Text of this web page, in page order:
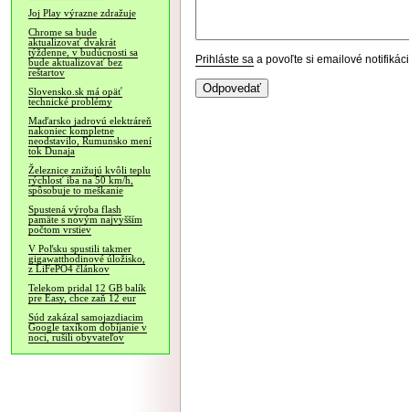
Joj Play výrazne zdražuje
Chrome sa bude
aktualizovať dvakrát
týždenne, v budúcnosti sa
bude aktualizovať bez
reštartov
Slovensko.sk má opäť
technické problémy
Maďarsko jadrovú elektráreň
nakoniec kompletne
neodstavilo, Rumunsko mení
tok Dunaja
Železnice znižujú kvôli teplu
rýchlosť iba na 50 km/h,
spôsobuje to meškanie
Spustená výroba flash
pamäte s novým najvyšším
počtom vrstiev
V Poľsku spustili takmer
gigawatthodinové úložisko,
z LiFePO4 článkov
Telekom pridal 12 GB balík
pre Easy, chce zaň 12 eur
Súd zakázal samojazdiacim
Google taxíkom dobíjanie v
noci, rušili obyvateľov
Prihláste sa a povoľte si emailové